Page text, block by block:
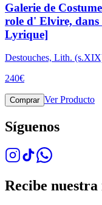
Galerie de
role d' Elvire, dans
Lyrique]
Destouches, Lith.
240€
Comprar Ver Producto
Síguenos
Recibe